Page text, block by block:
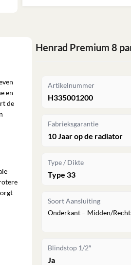
en
de
Henrad Premium 8
Artikelnummer
H335001200
Fabrieksgarantie
10 Jaar op de radiator
Type / Dikte
Type 33
Soort Aansluiting
Onderkant – Midden/
Blindstop 1/2″
Ja